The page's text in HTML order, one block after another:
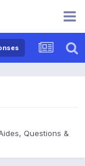
Questions &